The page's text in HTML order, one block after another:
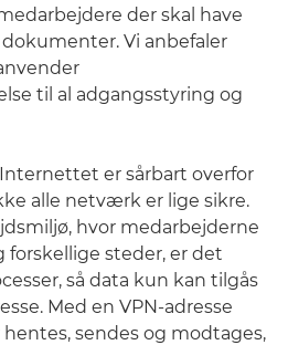
der skal have
Vi anbefaler
til al adgangsstyring og
er sårbart overfor
alle netværk er lige sikre.
hvor medarbejderne
forskellige steder, er det
så data kun kan tilgås
Med en VPN-adresse
sendes og modtages,